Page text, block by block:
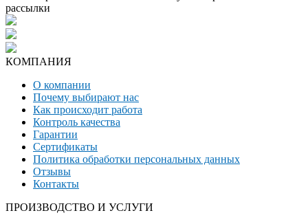
рассылки
КОМПАНИЯ
О компании
Почему выбирают нас
Как происходит работа
Контроль качества
Гарантии
Сертификаты
Политика обработки персональных данных
Отзывы
Контакты
ПРОИЗВОДСТВО И УСЛУГИ